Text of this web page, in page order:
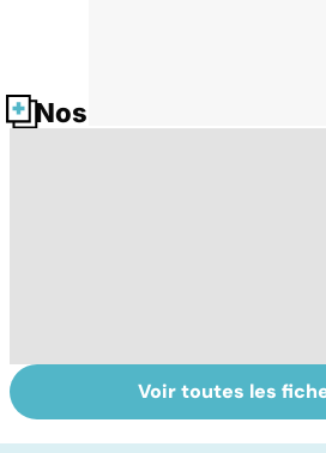
Nos fiches santé
Tout savoir sur
les infections
Voir toutes les